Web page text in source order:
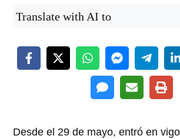
Translate with AI to
Desde el 29 de mayo, entró en